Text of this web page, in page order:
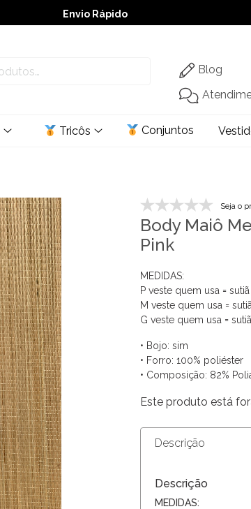
Envio Rápido
➚ Ofertas– Até 60% OFF
Blog
Tricôs Conjuntos
Seja o
Body Maiô
Pink
MEDIDAS:
P veste quem usa =
M veste quem usa =
G veste quem usa =
• Bojo: sim
• Forro: 100% poliéster
• Composição: 82%
Este produto está
Descrição
Descrição
MEDIDAS: